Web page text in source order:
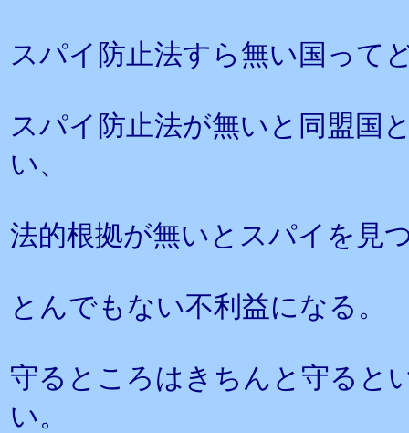
スパイ防止法すら無い国って
スパイ防止法が無いと同盟国
い、
法的根拠が無いとスパイを見
とんでもない不利益になる。
守るところはきちんと守ると
い。